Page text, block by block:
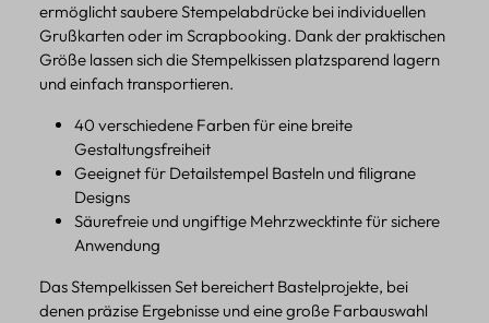
ermöglicht saubere Stempelabdrücke bei individuellen
Grußkarten oder im Scrapbooking. Dank der praktischen
Größe lassen sich die Stempelkissen platzsparend lagern
und einfach transportieren.
40 verschiedene Farben für eine breite
Gestaltungsfreiheit
Geeignet für Detailstempel Basteln und filigrane
Designs
Säurefreie und ungiftige Mehrzwecktinte für sichere
Anwendung
Das Stempelkissen Set bereichert Bastelprojekte, bei
denen präzise Ergebnisse und eine große Farbauswahl